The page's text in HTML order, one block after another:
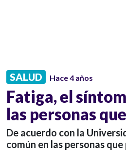
SALUD Hace 4 años
Fatiga, el
las personas
De acuerdo con la
común en las personas